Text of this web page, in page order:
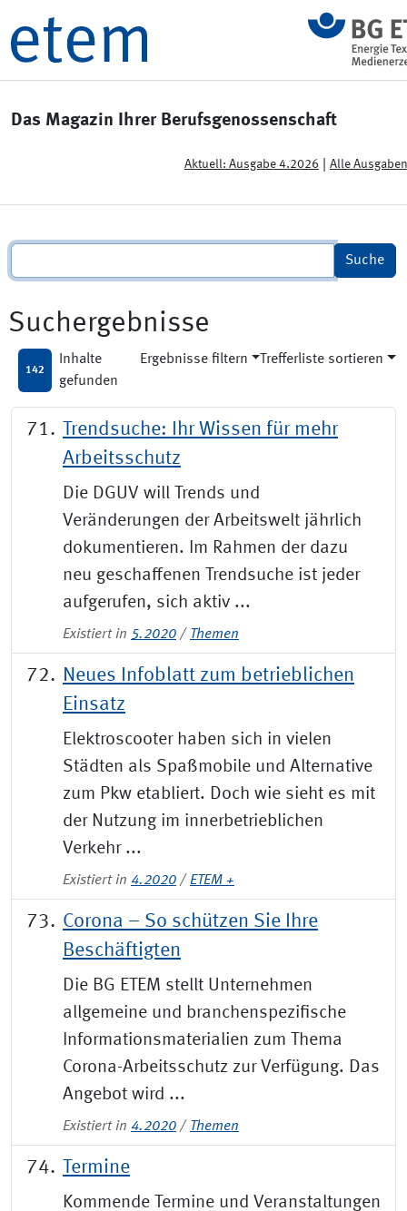
Das Magazin Ihrer Berufsgenossenschaft
Aktuell: Ausgabe 4.2026 Alle Ausgaben
Suchergebnisse
142
Inhalte
gefunden
Ergebnisse filtern Trefferliste sortieren
Trendsuche: Ihr Wissen für mehr
Arbeitsschutz
Die DGUV will Trends und
Veränderungen der Arbeitswelt jährlich
dokumentieren. Im Rahmen der dazu
neu geschaffenen Trendsuche ist jeder
aufgerufen, sich aktiv ...
Existiert in 5.2020 / Themen
Neues Infoblatt zum betrieblichen
Einsatz
Elektroscooter haben sich in vielen
Städten als Spaßmobile und Alter­native
zum Pkw etabliert. Doch wie sieht es mit
der Nutzung im innerbe­trieblichen
Verkehr ...
Existiert in 4.2020 / ETEM +
Corona – So schützen Sie Ihre
Beschäftigten
Die BG ETEM stellt Unternehmen
allgemeine und branchenspezifische
Informationsmaterialien zum Thema
Corona-Arbeitsschutz zur Verfügung. Das
Angebot wird ...
Existiert in 4.2020 / Themen
Termine
Kommende Termine und Veranstaltungen